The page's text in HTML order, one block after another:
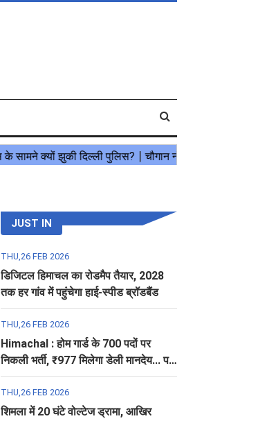
JUST IN
THU,26 FEB 2026
डिजिटल हिमाचल का रोडमैप तैयार, 2028
तक हर गांव में पहुंचेगा हाई-स्पीड ब्रॉडबैंड
THU,26 FEB 2026
Himachal : होम गार्ड के 700 पदों पर
निकली भर्ती, ₹977 मिलेगा डेली मानदेय... पढ़ें
पूरी डिटेल
THU,26 FEB 2026
शिमला में 20 घंटे वोल्टेज ड्रामा, आखिर